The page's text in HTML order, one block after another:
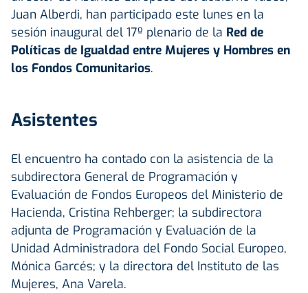
Juan Alberdi, han participado este lunes en la
sesión inaugural del 17º plenario de la Red de
Políticas de Igualdad entre Mujeres y Hombres en
los Fondos Comunitarios.
Asistentes
El encuentro ha contado con la asistencia de la
subdirectora General de Programación y
Evaluación de Fondos Europeos del Ministerio de
Hacienda, Cristina Rehberger; la subdirectora
adjunta de Programación y Evaluación de la
Unidad Administradora del Fondo Social Europeo,
Mónica Garcés; y la directora del Instituto de las
Mujeres, Ana Varela.